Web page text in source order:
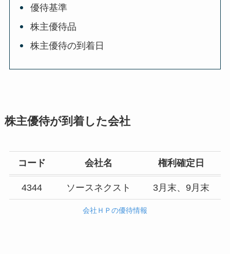
優待基準
株主優待品
株主優待の到着日
株主優待が到着した会社
コード 会社名 権利確定日
4344 ソースネクスト 3月末、9月末
会社ＨＰの優待情報